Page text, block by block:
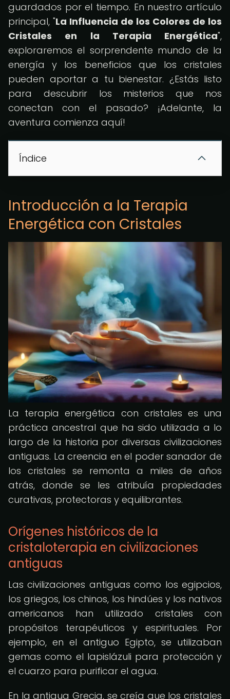
guardados por el tiempo. En nuestro artículo
principal, "La Influencia de los Colores de los
Cristales en la Terapia Energética",
exploraremos el sorprendente mundo de la
energía y los beneficios que los cristales
pueden aportar a tu bienestar. ¿Estás listo
para descubrir los misterios que nos
conectan con el pasado? ¡Adelante, la
aventura comienza aquí!
Índice
Introducción a la Terapia
Energética con Cristales
La terapia energética con cristales es una
práctica ancestral que ha sido utilizada a lo
largo de la historia por diversas civilizaciones
antiguas. La creencia en el poder sanador de
los cristales se remonta a miles de años
atrás, donde se les atribuía propiedades
curativas, protectoras y equilibrantes.
Orígenes históricos de la
cristaloterapia en civilizaciones
antiguas
Las civilizaciones antiguas como los egipcios,
los griegos, los chinos, los hindúes y los nativos
americanos han utilizado cristales con
propósitos terapéuticos y espirituales. Por
ejemplo, en el antiguo Egipto, se utilizaban
gemas como el lapislázuli para protección y
el cuarzo para purificar el agua.
En la antigua Grecia, se creía que los cristales